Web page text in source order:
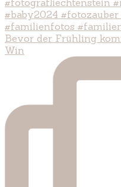
Bevor der Frühling
Win